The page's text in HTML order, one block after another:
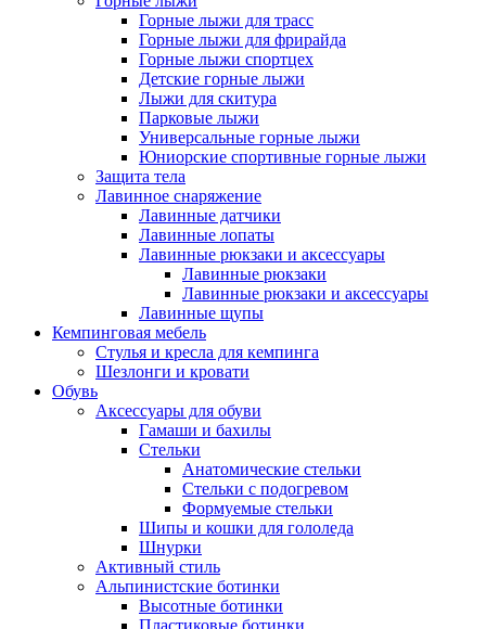
Горные лыжи для трасс
Горные лыжи для фрирайда
Горные лыжи спортцех
Детские горные лыжи
Лыжи для скитура
Парковые лыжи
Универсальные горные лыжи
Юниорские спортивные горные лыжи
Защита тела
Лавинное снаряжение
Лавинные датчики
Лавинные лопаты
Лавинные рюкзаки и аксессуары
Лавинные рюкзаки
Лавинные рюкзаки и аксессуары
Лавинные щупы
Кемпинговая мебель
Стулья и кресла для кемпинга
Шезлонги и кровати
Обувь
Аксессуары для обуви
Гамаши и бахилы
Стельки
Анатомические стельки
Стельки с подогревом
Формуемые стельки
Шипы и кошки для гололеда
Шнурки
Активный стиль
Альпинистские ботинки
Высотные ботинки
Пластиковые ботинки